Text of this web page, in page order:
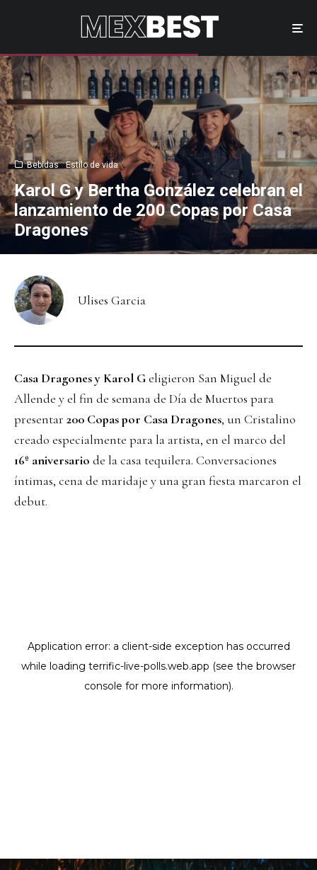
Bebidas Estilo de vida
Karol G y Bertha González celebran el
lanzamiento de 200 Copas por Casa
Dragones
Ulises Garcia
Casa Dragones y Karol Geligieron San Miguel de
Allende y el fin de semana de Día de Muertos para
presentar 200 Copas por Casa Dragones, un Cristalino
creado especialmente para la artista, en el marco del
16º aniversario de la casa tequilera. Conversaciones
íntimas, cena de maridaje y una gran fiesta marcaron el
debut.